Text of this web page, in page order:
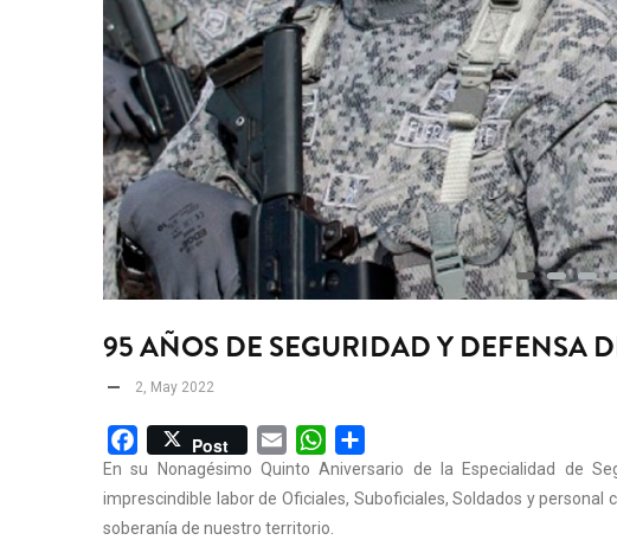
95 AÑOS DE SEGURIDAD Y DEFENSA
2, May 2022
Facebook
Post Email WhatsApp
En su Nonagésimo Quinto Aniversario de la Especialidad de
imprescindible labor de Oficiales, Suboficiales, Soldados y
soberanía de nuestro territorio.